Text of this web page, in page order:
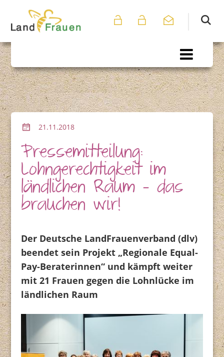
21.11.2018
Pressemitteilung:
Lohngerechtigkeit im
ländlichen Raum - das
brauchen wir!
Der Deutsche LandFrauenverband (dlv)
beendet sein Projekt „Regionale Equal-
Pay-Beraterinnen“ und kämpft weiter
mit 21 Frauen gegen die Lohnlücke im
ländlichen Raum